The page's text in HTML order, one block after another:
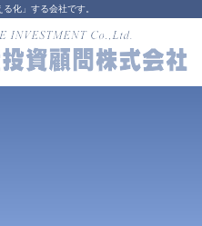
化」する会社です。